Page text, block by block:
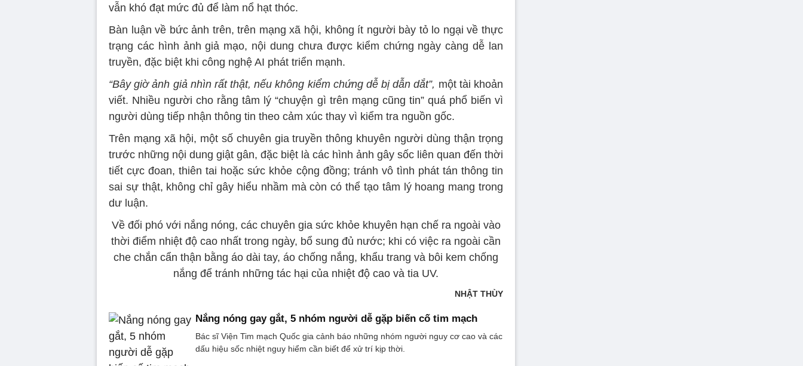
vẫn khó đạt mức đủ để làm nổ hạt thóc.
Bàn luận về bức ảnh trên, trên mạng xã hội, không ít người bày tỏ lo ngại về thực
trạng các hình ảnh giả mạo, nội dung chưa được kiểm chứng ngày càng dễ lan
truyền, đặc biệt khi công nghệ AI phát triển mạnh.
“Bây giờ ảnh giả nhìn rất thật, nếu không kiểm chứng dễ bị dẫn dắt”, một tài khoản
viết. Nhiều người cho rằng tâm lý “chuyện gì trên mạng cũng tin” quá phổ biến vì
người dùng tiếp nhận thông tin theo cảm xúc thay vì kiểm tra nguồn gốc.
Trên mạng xã hội, một số chuyên gia truyền thông khuyên người dùng thận trọng
trước những nội dung giật gân, đặc biệt là các hình ảnh gây sốc liên quan đến thời
tiết cực đoan, thiên tai hoặc sức khỏe cộng đồng; tránh vô tình phát tán thông tin
sai sự thật, không chỉ gây hiểu nhầm mà còn có thể tạo tâm lý hoang mang trong
dư luận.
Về đối phó với nắng nóng, các chuyên gia sức khỏe khuyên hạn chế ra ngoài vào
thời điểm nhiệt độ cao nhất trong ngày, bổ sung đủ nước; khi có việc ra ngoài cần
che chắn cẩn thận bằng áo dài tay, áo chống nắng, khẩu trang và bôi kem chống
nắng để tránh những tác hại của nhiệt độ cao và tia UV.
NHẬT THÙY
Nắng nóng gay gắt, 5 nhóm người dễ gặp biến cố tim mạch
Bác sĩ Viện Tim mạch Quốc gia cảnh báo những nhóm người nguy cơ cao và các
dấu hiệu sốc nhiệt nguy hiểm cần biết để xử trí kịp thời.